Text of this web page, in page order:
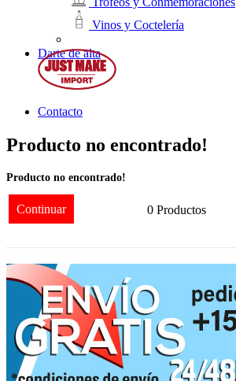
Vinos y Coctelería
Darte de alta
Contacto
Producto no encontrado!
Producto no encontrado!
Continuar 0 Productos